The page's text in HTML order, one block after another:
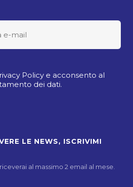
Policy e acconsento al
dei dati.
al massimo 2 email al mese.